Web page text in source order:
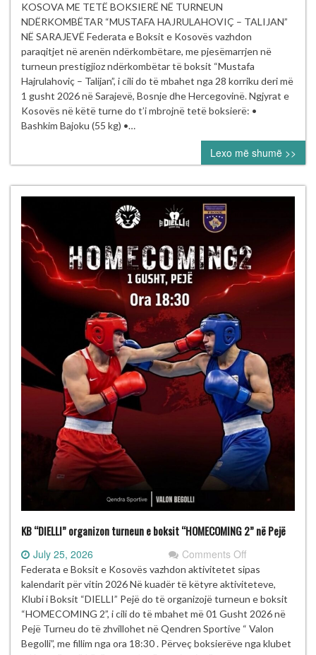
boksierë
të Kosovës
garojnë
në turneun
ndërkombëtar
“Mustafa
–
Sarajevë
KOSOVA ME TETË BOKSIERË NË TURNEUN
NDËRKOMBËTAR “MUSTAFA HAJRULAHOVIÇ – TALIJAN”
NË SARAJEVË Federata e Boksit e Kosovës vazhdon
paraqitjet në arenën ndërkombëtare, me pjesëmarrjen në
turneun prestigjioz ndërkombëtar të boksit “Mustafa
Hajrulahoviç – Talijan”, i cili do të mbahet nga 28 korriku deri më
1 gusht 2026 në Sarajevë, Bosnje dhe Hercegovinë. Ngjyrat e
Kosovës në këtë turne do t’i mbrojnë tetë boksierë: •
Bashkim Bajoku (55 kg) •…
Lexo më shumë >>
KB “DIELLI” organizon turneun e boksit “HOMECOMING 2” në Pejë
July 25, 2026 Comments Offon
KB
“DIELLI”
organizon
turneun
e
boksit
Federata e Boksit e Kosovës vazhdon aktivitetet sipas
kalendarit për vitin 2026 Në kuadër të këtyre aktiviteteve,
Klubi i Boksit “DIELLI” Pejë do të organizojë turneun e boksit
“HOMECOMING 2”, i cili do të mbahet më 01 Gusht 2026 në
Pejë Turneu do të zhvillohet në Qendren Sportive “ Valon
Begolli”, me fillim nga ora 18:30 . Përveç boksierëve nga klubet